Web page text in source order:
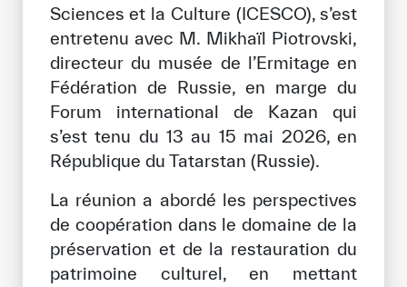
Données et perspectives
Bibliothèque Numérique de l’ICESCO
Musées et Expositions
Actualités et événements
Communiqués de presse
Événements
Réseaux Sociaux de l’ICESCO
Sciences et la Culture (ICESCO), s’est
entretenu avec M. Mikhaïl Piotrovski,
directeur du musée de l’Ermitage en
Fédération de Russie, en marge du
Forum international de Kazan qui
s’est tenu du 13 au 15 mai 2026, en
République du Tatarstan (Russie).
La réunion a abordé les perspectives
de coopération dans le domaine de la
préservation et de la restauration du
patrimoine culturel, en mettant